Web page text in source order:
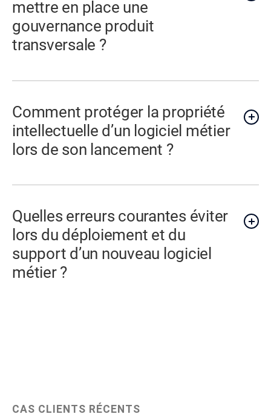
mettre en place une
gouvernance produit
transversale ?
Comment protéger la propriété
intellectuelle d’un logiciel métier
lors de son lancement ?
Quelles erreurs courantes éviter
lors du déploiement et du
support d’un nouveau logiciel
métier ?
CAS CLIENTS RÉCENTS